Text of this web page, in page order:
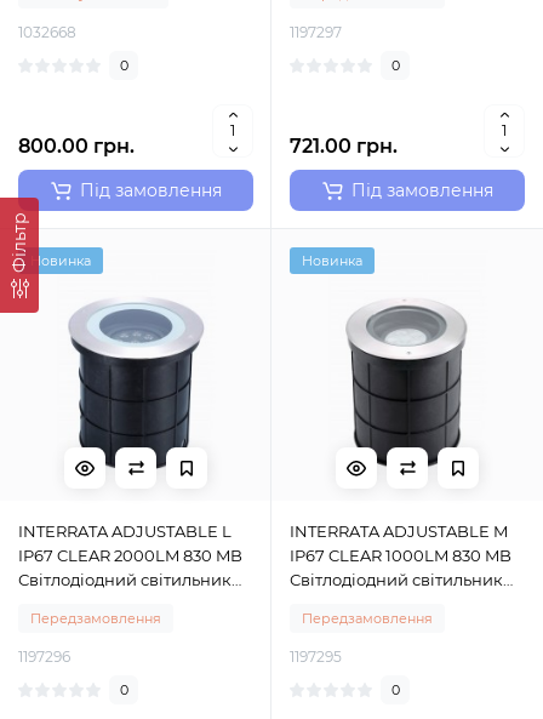
Фільтр
1032668
0
800.00 грн.
Під замовлення
1197297
0
721.00 грн.
Під замовлення
Новинка
INTERRATA ADJUSTABLE L
IP67 CLEAR 2000LM 830 MB
Світлодіодний світильник
фіксованим світловим
модулем Sylvania (0049044)
Передзамовлення
1197296
0
Новинка
INTERRATA ADJUSTABLE M
IP67 CLEAR 1000LM 830 MB
Світлодіодний світильник
фіксованим світловим
модулем Sylvania (0049042)
Передзамовлення
1197295
0